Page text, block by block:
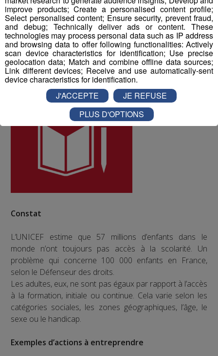
10 à la qualité de vie au travail au sein du Groupe Mont
Blanc Médias.
ODD numéro 4 : Education de qualité
Constat
L’UNICEF estime que 57 millions d’enfants dans le
monde n’ont toujours pas accès à la scolarité. Un
problème qui concerne 100 000 enfants en France,
selon le Défenseur des droits.
Les adultes, eux, ne sont pas égaux par rapport à l’accès
à la formation, initiale ou continue. Cela varie selon les
catégories sociales, les zones géographiques, l’âge, le
sexe ou le handicap.
Exemples d’actions à entreprendre
improve products; Create a personalised content profile;
Select personalised content; Ensure security, prevent fraud,
and debug; Technically deliver ads or content. These
technologies may process personal data such as IP address
and browsing data to offer following functionalities: Actively
scan device characteristics for identification; Use precise
geolocation data; Match and combine offline data sources;
Link different devices; Receive and use automatically-sent
device characteristics for identification.
J'ACCEPTE
JE REFUSE
PLUS D'OPTIONS